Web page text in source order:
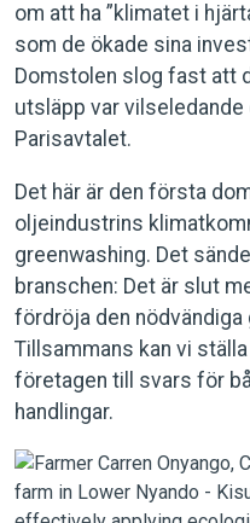
om att ha ”klimatet i
som de ökade sina
Domstolen slog fast att
utsläpp var
Parisavtalet.
Det här är den första
oljeindustrins
greenwashing. Det
branschen: Det är slut
fördröja den nödvändiga
Tillsammans kan vi
företagen till svars för
handlingar.